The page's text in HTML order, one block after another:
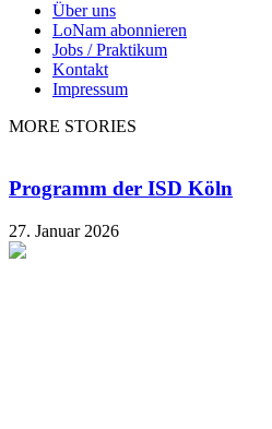
Über uns
LoNam abonnieren
Jobs / Praktikum
Kontakt
Impressum
MORE STORIES
Programm der ISD Köln
27. Januar 2026